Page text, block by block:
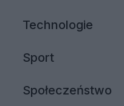
Technologie
Sport
Społeczeństwo